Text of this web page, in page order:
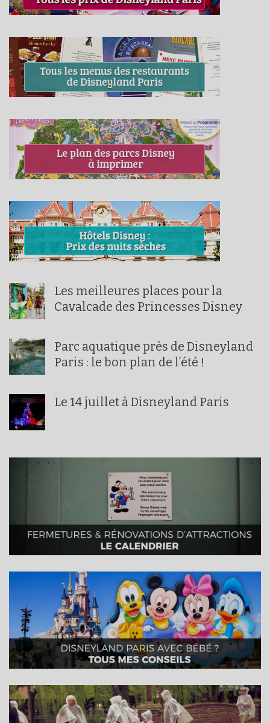
Les meilleures places pour la
Cavalcade des Princesses Disney
Parc aquatique près de Disneyland
Paris : le bon plan de l’été !
Le 14 juillet à Disneyland Paris